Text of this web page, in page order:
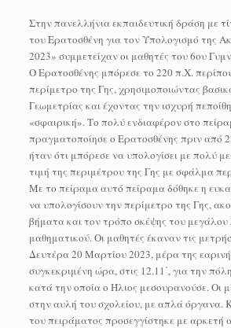
Στην πανελλήνια εκπαιδευτική δράση με
του Ερατοσθένη για τον Υπολογισμό της
2023» συμμετείχαν οι μαθητές του 6ου
Ο Ερατοσθένης μπόρεσε το 220 π.Χ.
περίμετρο της Γης, χρησιμοποιώντας
Γεωμετρίας και έχοντας την ισχυρή
«σφαιρική». Το πολύ ενδιαφέρον στο
πραγματοποίησε ο Ερατοσθένης πριν από
ήταν ότι μπόρεσε να υπολογίσει με πολύ
τιμή της περιμέτρου της Γης με σφάλμα
Με το πείραμα αυτό πείραμα δόθηκε η
να υπολογίσουν την περίμετρο της Γης,
βήματα και τον τρόπο σκέψης του
μαθηματικού. Οι μαθητές έκαναν τις
Δευτέρα 20 Μαρτίου 2023, μέρα της
συγκεκριμένη ώρα, στις 12.11΄, για την
κατά την οποία ο Ήλιος μεσουρανούσε. Οι
στην αυλή του σχολείου, με απλά όργανα.
του πειράματος προσεγγίστηκε με αρκετή